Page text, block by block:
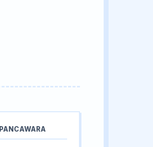
PANCAWARA